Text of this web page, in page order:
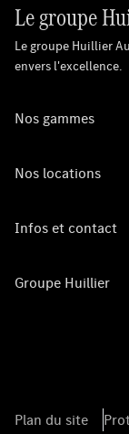
Le groupe
Le groupe Huillier
envers l'excellence.
Nos gammes
Nos locations
Infos et contact
Groupe Huillier
Plan du site